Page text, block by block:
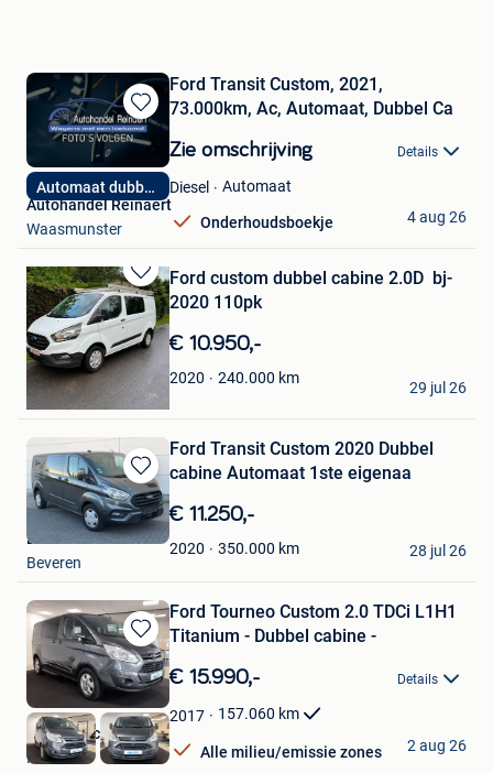
Bewaren
in
Favorieten
Automaat dubbel ca
Ford Transit Custom, 2021,
73.000km, Ac, Automaat, Dubbel Ca
Zie omschrijving Details
Diesel Automaat
Onderhoudsboekje
Autohandel Reinaert
Waasmunster
4 aug 26
Bewaren
in
Mijn
Favorieten
Ford custom dubbel cabine 2.0D bj-
2020 110pk
€ 10.950,-
2020 240.000 km
A
Lovendegem
29 jul 26
Bewaren
in
Mijn
Favorieten
Ford Transit Custom 2020 Dubbel
cabine Automaat 1ste eigenaa
€ 11.250,-
2020 350.000 km
BOB-Cars Beveren
Beveren
28 jul 26
Bewaren
in
Mijn
Favorieten
Ford Tourneo Custom 2.0 TDCi L1H1
Titanium - Dubbel cabine -
€ 15.990,- Details
2017 157.060 km
Alle milieu/emissie zones
B&Y Autocenter
Kermt
2 aug 26